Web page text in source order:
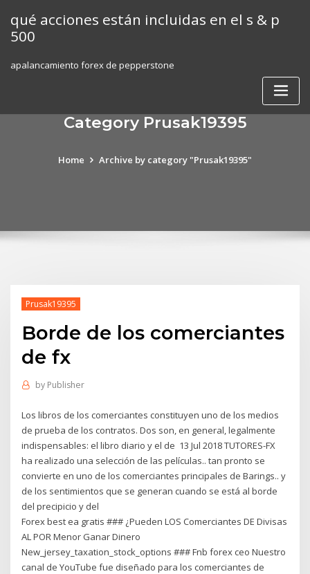
content
qué acciones están incluidas en el s & p
500
apalancamiento forex de pepperstone
Category Prusak19395
Home Archive by category "Prusak19395"
Prusak19395
Borde de los comerciantes
de fx
by Publisher
Los libros de los comerciantes constituyen uno de los medios
de prueba de los contratos. Dos son, en general, legalmente
indispensables: el libro diario y el de 13 Jul 2018 TUTORES-FX
ha realizado una selección de las películas.. tan pronto se
convierte en uno de los comerciantes principales de Barings.. y
de los sentimientos que se generan cuando se está al borde
del precipicio y del
Forex best ea gratis ### ¿Pueden LOS Comerciantes DE Divisas
AL POR Menor Ganar Dinero
New_jersey_taxation_stock_options ### Fnb forex ceo Nuestro
canal de YouTube fue diseñado para los comerciantes de